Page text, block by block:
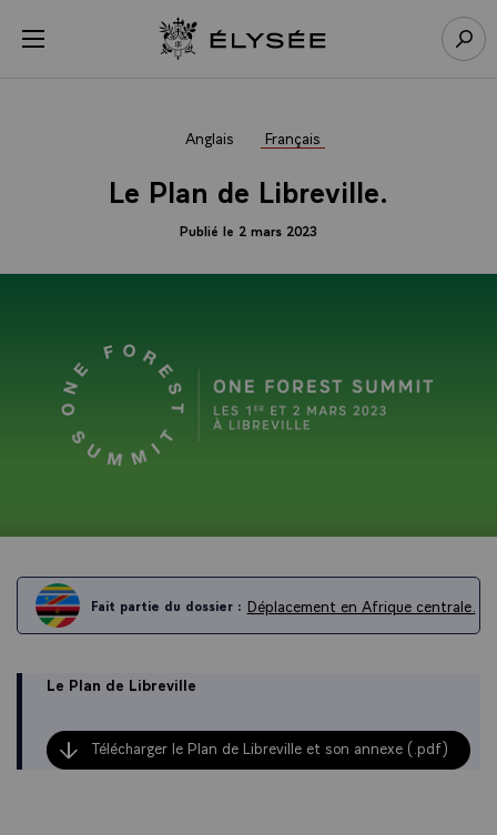
menu Retour à l’accueil Élysée
Anglais Français
Le Plan de Libreville.
Publié le 2 mars 2023
Fait partie du dossier : Déplacement en Afrique centrale.
Le Plan de Libreville
Télécharger le Plan de Libreville et son annexe (.pdf)
Panneau de gestion des cookies